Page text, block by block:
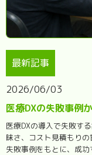
最新記事
2026/06/03
医療DXの失敗事例
医療DXの導入で失敗す
昧さ、コスト見積もり
失敗事例をもとに、成